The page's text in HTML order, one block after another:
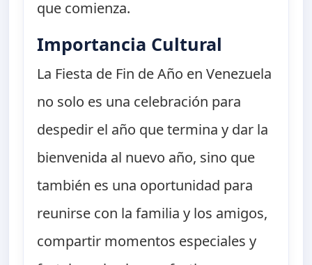
que comienza.
Importancia Cultural
La Fiesta de Fin de Año en Venezuela
no solo es una celebración para
despedir el año que termina y dar la
bienvenida al nuevo año, sino que
también es una oportunidad para
reunirse con la familia y los amigos,
compartir momentos especiales y